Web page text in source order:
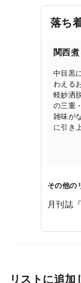
落ち
関西
中目黒
わえる
軽妙洒
の三重
雑味が
に引き
その他の
月刊誌
リストに追加